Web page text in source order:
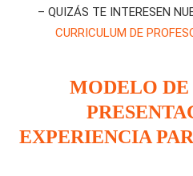
– QUIZÁS TE INTERESEN
CURRICULUM DE
MODELO DE
EXPERIENCIA